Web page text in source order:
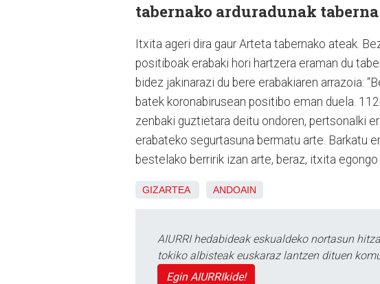
tabernako arduradunak
Itxita ageri dira gaur Arteta tabernako ateak.
positiboak erabaki hori hartzera eraman du
bidez jakinarazi du bere erabakiaren arrazoia:
batek koronabirusean positibo eman duela.
zenbaki guztietara deitu ondoren, pertsonalki
erabateko segurtasuna bermatu arte. Barkatu
bestelako berririk izan arte, beraz, itxita
GIZARTEA ANDOAIN
AIURRI hedabideak eskualdeko nortasun
tokiko albisteak euskaraz lantzen dituen
Egin AIURRIkide!